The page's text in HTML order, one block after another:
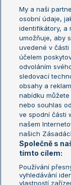
Žebříček ATP (muži)
Žebříček WTA (ženy)
Sázkařský žebříček
Aktualní trendy
Fotbalové přestupy
Livesport Daily
LS Prague Open
My a naši
osobní údaje,
identifikátory, a
umožňuje, aby
uvedené v
účelem
odvoláním
sledovací
obsahy a
nabídku
nebo souhlas
ve spodní části
našem
našich
Společně s
tímto cílem:
Používání
vyhledávání
vlastností